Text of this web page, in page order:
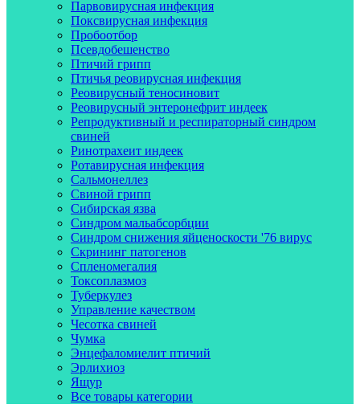
Парвовирусная инфекция
Поксвирусная инфекция
Пробоотбор
Псевдобешенство
Птичий грипп
Птичья реовирусная инфекция
Реовирусный теносиновит
Реовирусный энтеронефрит индеек
Репродуктивный и респираторный синдром
свиней
Ринотрахеит индеек
Ротавирусная инфекция
Сальмонеллез
Свиной грипп
Сибирская язва
Синдром мальабсорбции
Синдром снижения яйценоскости '76 вирус
Скрининг патогенов
Спленомегалия
Токсоплазмоз
Туберкулез
Управление качеством
Чесотка свиней
Чумка
Энцефаломиелит птичий
Эрлихиоз
Ящур
Все товары категории